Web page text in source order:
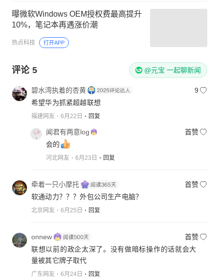
曝微软Windows OEM授权费最高提升
10%，笔记本再遇涨价潮
热点科技 打开APP
评论 5 @元宝 一起聊新闻
碧水湾执着的杏黄
9
希望华为抓紧超越联想
福建网友 6月22日 回复
闻君有两意log
首赞
会的
河北网友 6月23日 回复
牵着一只小摩托
首赞
软通动力？？？外包公司生产电脑？
北京网友 6月25日 回复
onnew
首赞
联想以前的政企太深了。没有做暗标操作的话就会大
量被其它牌子取代
广东网友 6月24日 回复